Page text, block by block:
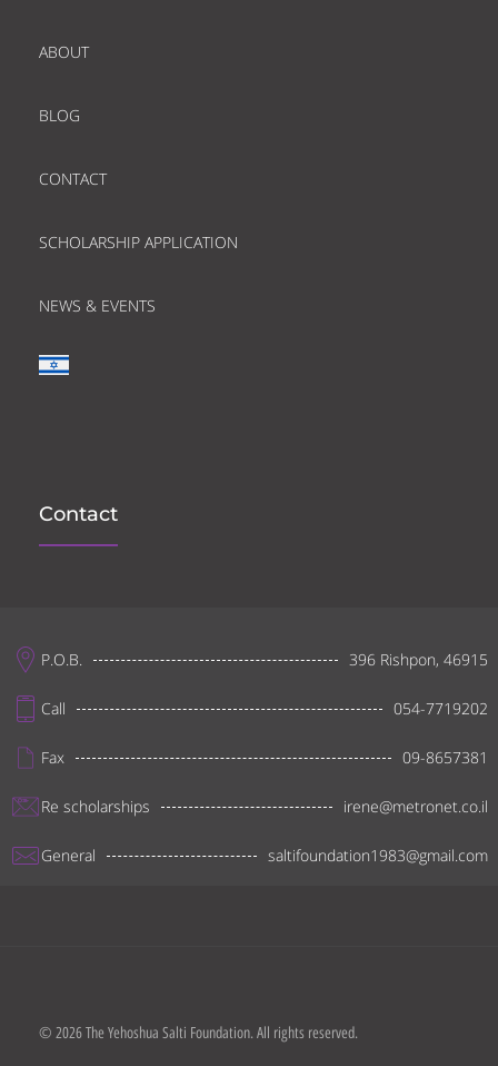
ABOUT
BLOG
CONTACT
SCHOLARSHIP APPLICATION
NEWS & EVENTS
Contact
P.O.B. 396 Rishpon, 46915
Call 054-7719202
Fax 09-8657381
Re scholarships irene@metronet.co.il
General saltifoundation1983@gmail.com
© 2026 The Yehoshua Salti Foundation. All rights reserved.